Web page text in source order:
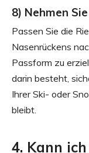
8) Nehmen
Passen Sie die
Nasenrückens
Passform zu
darin besteht,
Ihrer Ski- oder
bleibt.
4. Kann